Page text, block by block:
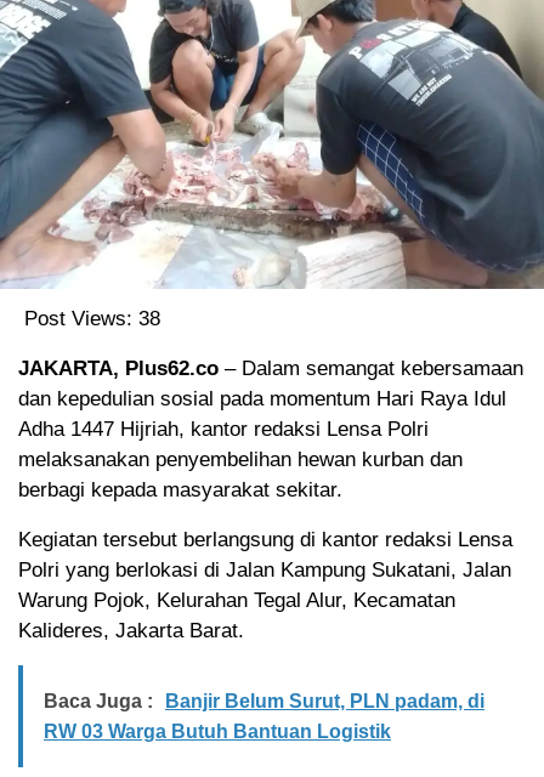
Post Views: 38
JAKARTA, Plus62.co – Dalam semangat kebersamaan
dan kepedulian sosial pada momentum Hari Raya Idul
Adha 1447 Hijriah, kantor redaksi Lensa Polri
melaksanakan penyembelihan hewan kurban dan
berbagi kepada masyarakat sekitar.
Kegiatan tersebut berlangsung di kantor redaksi Lensa
Polri yang berlokasi di Jalan Kampung Sukatani, Jalan
Warung Pojok, Kelurahan Tegal Alur, Kecamatan
Kalideres, Jakarta Barat.
Baca Juga :
Banjir Belum Surut, PLN padam, di
RW 03 Warga Butuh Bantuan Logistik